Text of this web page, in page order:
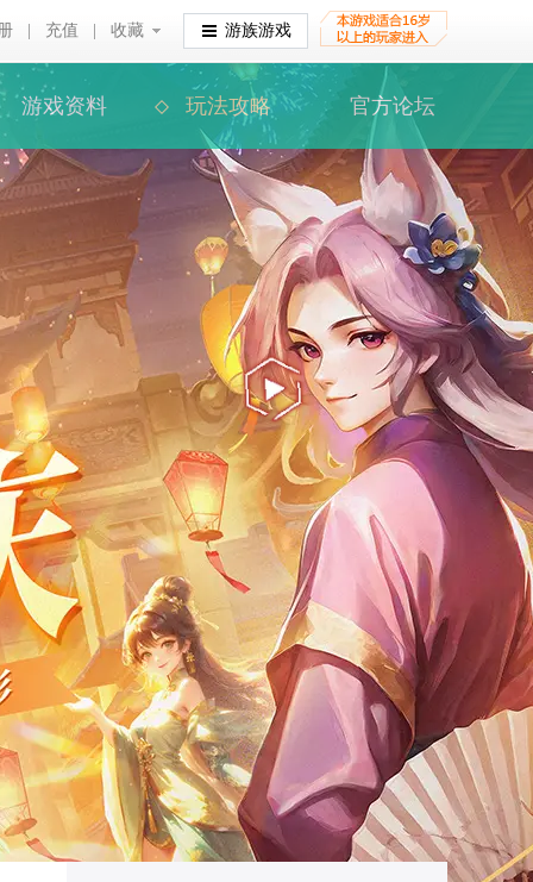
充值 收藏
收藏 游族游戏
游戏资料 玩法攻略 官方论坛